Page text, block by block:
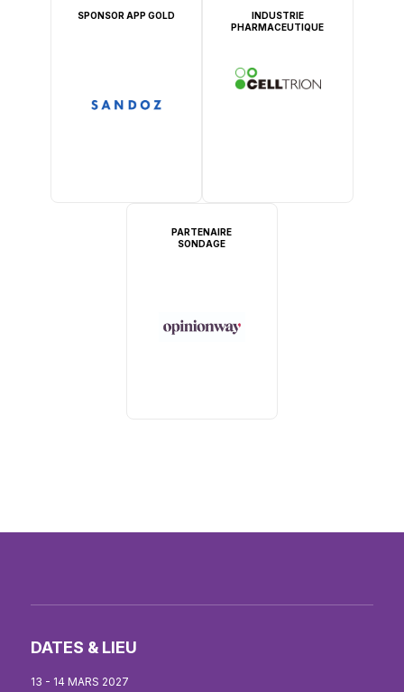
SPONSOR APP GOLD
INDUSTRIE
PHARMACEUTIQUE
PARTENAIRE
SONDAGE
DATES & LIEU
13 - 14 MARS 2027